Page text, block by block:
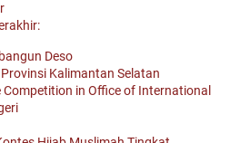
Deso
Kalimantan Selatan
in Office of International